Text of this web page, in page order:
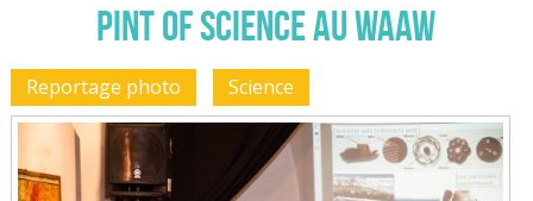
Pint of science au WAAW
Reportage photo Science